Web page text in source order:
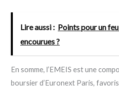
Lire aussi : Points pour un
encourues ?
En somme, l’EMEIS est une
boursier d’Euronext Paris,